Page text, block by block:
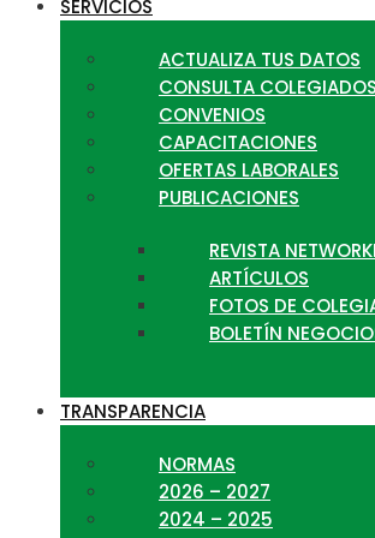
SERVICIOS
ACTUALIZA TUS DATOS
CONSULTA COLEGIADOS
CONVENIOS
CAPACITACIONES
OFERTAS LABORALES
PUBLICACIONES
REVISTA
ARTÍCULOS
FOTOS DE
BOLETÍN
TRANSPARENCIA
NORMAS
2026 – 2027
2024 – 2025